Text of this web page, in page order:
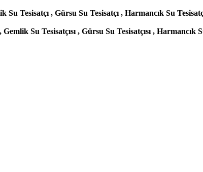
Tesisatçı , Gürsu Su Tesisatçı , Harmancık Su
Su Tesisatçısı , Gürsu Su Tesisatçısı , Harmancık